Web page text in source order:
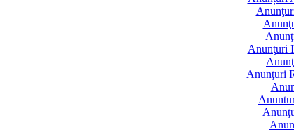
Anunţuri
Anunţuri